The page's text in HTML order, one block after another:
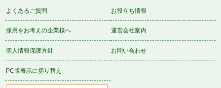
よくあるご質問 お役立ち情報
採用をお考えの企業様へ 運営会社案内
個人情報保護方針 お問い合わせ
PC版表示に切り替え